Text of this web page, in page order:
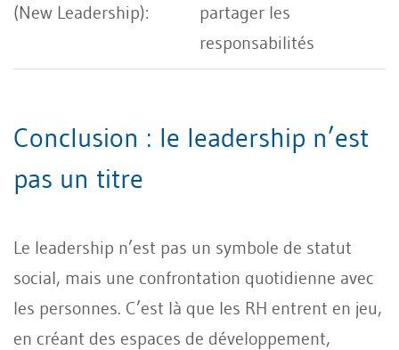
partager les
responsabilités
Conclusion : le leadership n’est
pas un titre
Le leadership n’est pas un symbole de statut
social, mais une confrontation quotidienne avec
les personnes. C’est là que les RH entrent en jeu,
en créant des espaces de développement,